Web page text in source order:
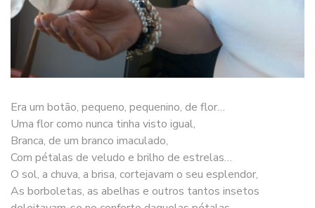
Era um botão, pequeno, pequenino, de flor…
Uma flor como nunca tinha visto igual,
Branca, de um branco imaculado,
Com pétalas de veludo e brilho de estrelas…
O sol, a chuva, a brisa, cortejavam o seu esplendor,
As borboletas, as abelhas e outros tantos insetos